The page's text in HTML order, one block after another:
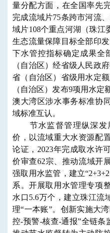
量分配方面，在全国率先
完成流域片75条跨市河流
域片108个重点河湖（珠江
生态流量保障目标全部印
下水管控指标确定成果全
（自治区）经省级人民政
省（自治区）省级用水定
（自治区）发布9项用水定
澳大湾区涉水事务标准协
域标准互认。
节水监督管理纵深
价，以流域重大水资源配
论证，2023年完成取水许
价审查62宗、推动流域开
强取用水监管，建立
系。开展取用水管理专项
水口5.6万个，建立珠江流
理“一本账”。创新实施大
控-预警-核查-通报”全链条